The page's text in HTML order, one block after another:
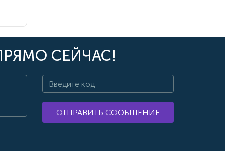
СЕЙЧАС!
ОТПРАВИТЬ СООБЩЕНИЕ